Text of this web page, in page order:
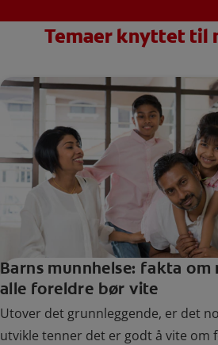
Temaer knyttet til
Barns munnhelse: fakta om
alle foreldre bør vite
Utover det grunnleggende, er det
utvikle tenner det er godt å vite om